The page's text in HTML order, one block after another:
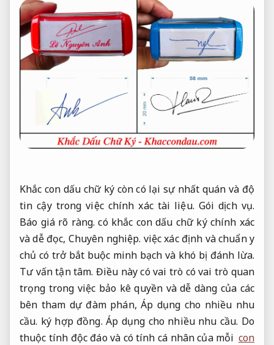
Khắc con dấu chữ ký còn có lại sự nhất quán và độ
tin cậy trong việc chính xác tài liệu. Gói dịch vụ.
Báo giá rõ ràng. có khắc con dấu chữ ký chính xác
và dễ đọc, Chuyên nghiệp. việc xác định và chuẩn y
chủ có trở bắt buộc minh bạch và khó bị đánh lừa.
Tư vấn tận tâm. Điều này có vai trò có vai trò quan
trọng trong việc bảo kê quyền và dễ dàng của các
bên tham dự đàm phán,Áp dụng cho nhiều nhu
cầu. ký hợp đồng.Áp dụng cho nhiều nhu cầu. Do
thuộc tính độc đáo và có tính cá nhân của mỗi con